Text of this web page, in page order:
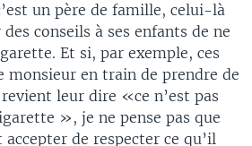
un père de famille, celui-là
conseils à ses enfants de ne
Et si, par exemple, ces
monsieur en train de prendre de
leur dire «ce n’est pas
», je ne pense pas que
de respecter ce qu’il